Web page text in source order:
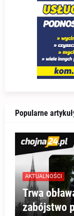
Popularne
AKTUALNOŚCI
Trwa
zabójstwo